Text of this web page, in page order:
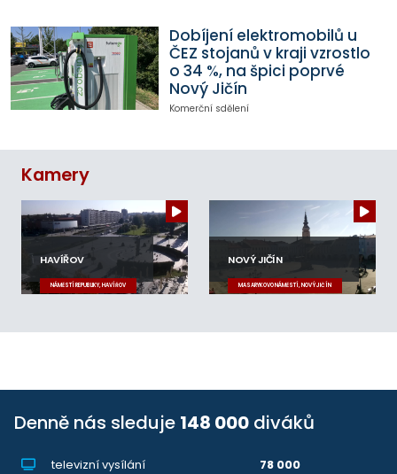
Dobíjení elektromobilů u
ČEZ stojanů v kraji vzrostlo
o 34 %, na špici poprvé
Nový Jičín
Komerční sdělení
Kamery
HAVÍŘOV
NÁMĚSTÍ REPUBLIKY, HAVÍŘOV
NOVÝ JIČÍN
MASARYKOVO NÁMĚSTÍ, NOVÝ JIČÍN
Denně nás sleduje 148 000 diváků
televizní vysílání
78 000